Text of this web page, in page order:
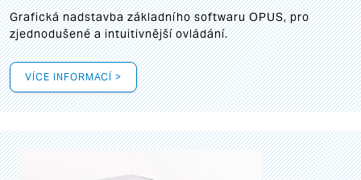
Grafickánadstavba základního softwaru OPUS, pro
zjednodušené a intuitivnější ovládání.
VÍCE INFORMACÍ >